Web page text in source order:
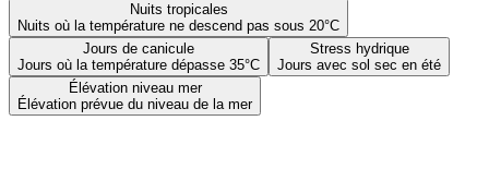
Nuits tropicales
Nuits où la température ne descend pas sous 20°C
Jours de canicule
Jours où la température dépasse 35°C
Stress hydrique
Jours avec sol sec en été
Élévation niveau mer
Élévation prévue du niveau de la mer